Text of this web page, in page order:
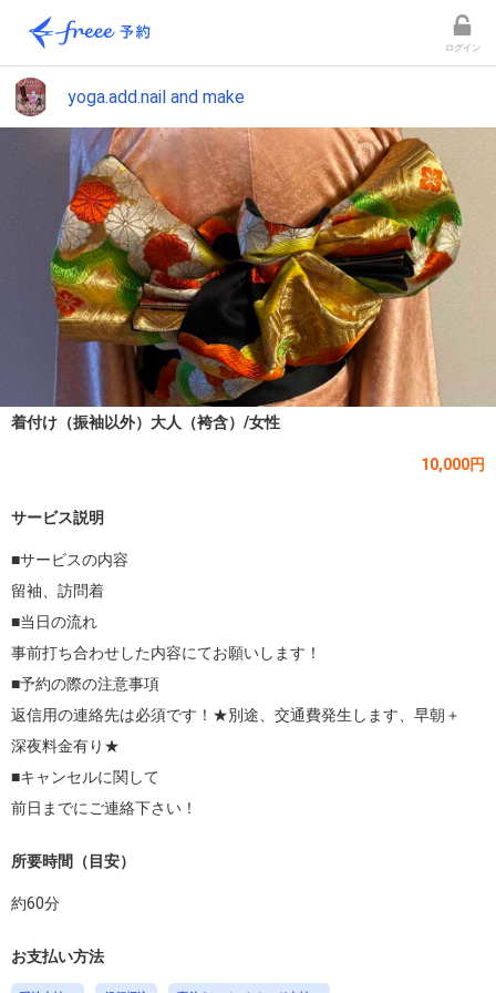
ログイン
yoga.add.nail and make
着付け（振袖以外）大人（袴含）/女性
10,000円
サービス説明
■サービスの内容
留袖、訪問着
■当日の流れ
事前打ち合わせした内容にてお願いします！
■予約の際の注意事項
返信用の連絡先は必須です！★別途、交通費発生します、早朝＋
深夜料金有り★
■キャンセルに関して
前日までにご連絡下さい！
所要時間（目安）
約60分
お支払い方法